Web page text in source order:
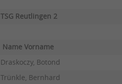
TSG Reutlingen 2
Name Vorname
Draskoczy, Botond
Trünkle, Bernhard